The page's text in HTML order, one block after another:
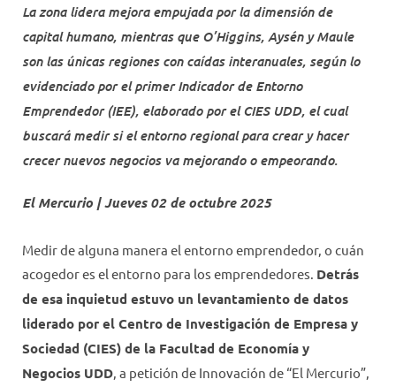
La zona lidera mejora empujada por la dimensión de
capital humano, mientras que O’Higgins, Aysén y Maule
son las únicas regiones con caídas interanuales, según lo
evidenciado por el primer Indicador de Entorno
Emprendedor (IEE), elaborado por el CIES UDD, el cual
buscará medir si el entorno regional para crear y hacer
crecer nuevos negocios va mejorando o empeorando.
El Mercurio | Jueves 02 de octubre 2025
Medir de alguna manera el entorno emprendedor, o cuán
acogedor es el entorno para los emprendedores. Detrás
de esa inquietud estuvo un levantamiento de datos
liderado por el Centro de Investigación de Empresa y
Sociedad (CIES) de la Facultad de Economía y
Negocios UDD , a petición de Innovación de “El Mercurio”,